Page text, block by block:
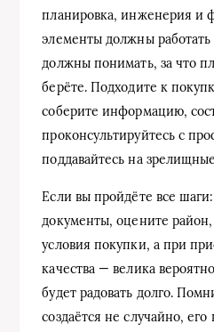
планировка, инженерия и
элементы должны
должны понимать, за что
берёте. Подходите к
соберите информацию,
проконсультируйтесь с
поддавайтесь на
Если вы пройдёте все
документы, оцените
условия покупки, а при
качества — велика
будет радовать долго.
создаётся не случайно,